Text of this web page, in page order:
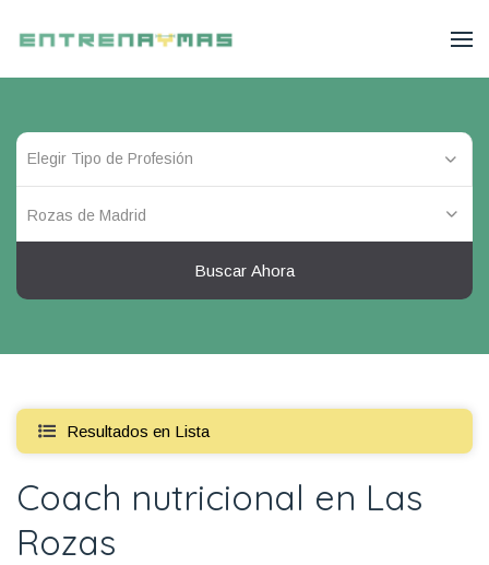
Rozas de Madrid
Buscar Ahora
Resultados en Lista
Coach nutricional en Las
Rozas